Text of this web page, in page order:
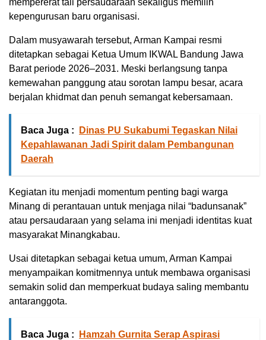
mempererat tali persaudaraan sekaligus memilih
kepengurusan baru organisasi.
Dalam musyawarah tersebut, Arman Kampai resmi
ditetapkan sebagai Ketua Umum IKWAL Bandung Jawa
Barat periode 2026–2031. Meski berlangsung tanpa
kemewahan panggung atau sorotan lampu besar, acara
berjalan khidmat dan penuh semangat kebersamaan.
Baca Juga :
Dinas PU Sukabumi Tegaskan Nilai
Kepahlawanan Jadi Spirit dalam Pembangunan
Daerah
Kegiatan itu menjadi momentum penting bagi warga
Minang di perantauan untuk menjaga nilai “badunsanak”
atau persaudaraan yang selama ini menjadi identitas kuat
masyarakat Minangkabau.
Usai ditetapkan sebagai ketua umum, Arman Kampai
menyampaikan komitmennya untuk membawa organisasi
semakin solid dan memperkuat budaya saling membantu
antaranggota.
Baca Juga :
Hamzah Gurnita Serap Aspirasi